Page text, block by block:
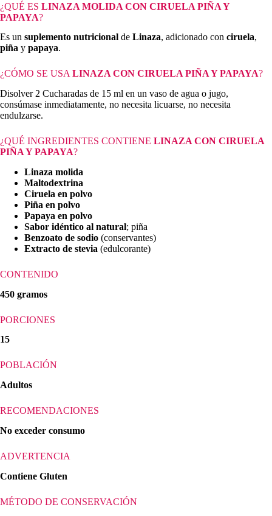
¿QUÉ ES LINAZA MOLIDA CON CIRUELA PIÑA Y
PAPAYA?
Es un suplemento nutricional de Linaza, adicionado con ciruela,
piña y papaya.
¿CÓMO SE USA LINAZA CON CIRUELA PIÑA Y PAPAYA?
Disolver 2 Cucharadas de 15 ml en un vaso de agua o jugo,
consúmase inmediatamente, no necesita licuarse, no necesita
endulzarse.
¿QUÉ INGREDIENTES CONTIENE LINAZA CON CIRUELA
PIÑA Y PAPAYA?
Linaza molida
Maltodextrina
Ciruela en polvo
Piña en polvo
Papaya en polvo
Sabor idéntico al natural; piña
Benzoato de sodio (conservantes)
Extracto de stevia (edulcorante)
CONTENIDO
450 gramos
PORCIONES
15
POBLACIÓN
Adultos
RECOMENDACIONES
No exceder consumo
ADVERTENCIA
Contiene Gluten
MÉTODO DE CONSERVACIÓN